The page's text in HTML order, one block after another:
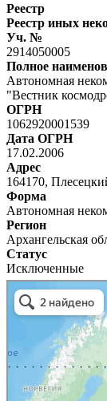
Реестр
Реестр иных
Уч. №
2914050005
Полное
Автономная
"Вестник
ОГРН
1062920001539
Дата ОГРН
17.02.2006
Адрес
164170,
Форма
Автономная
Регион
Архангельская
Статус
Исключенные